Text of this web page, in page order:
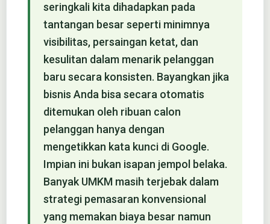
seringkali kita dihadapkan pada
tantangan besar seperti minimnya
visibilitas, persaingan ketat, dan
kesulitan dalam menarik pelanggan
baru secara konsisten. Bayangkan jika
bisnis Anda bisa secara otomatis
ditemukan oleh ribuan calon
pelanggan hanya dengan
mengetikkan kata kunci di Google.
Impian ini bukan isapan jempol belaka.
Banyak UMKM masih terjebak dalam
strategi pemasaran konvensional
yang memakan biaya besar namun